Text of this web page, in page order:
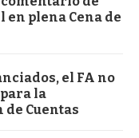
en plena Cena de
el FA no
la
Cuentas